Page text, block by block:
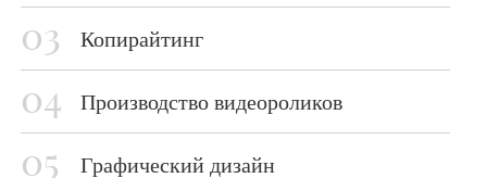
Копирайтинг
Производство видеороликов
Графический дизайн